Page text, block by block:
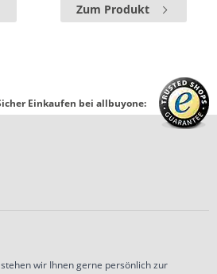
Zum Produkt
Einkaufen bei allbuyone:
wir Ihnen gerne persönlich zur